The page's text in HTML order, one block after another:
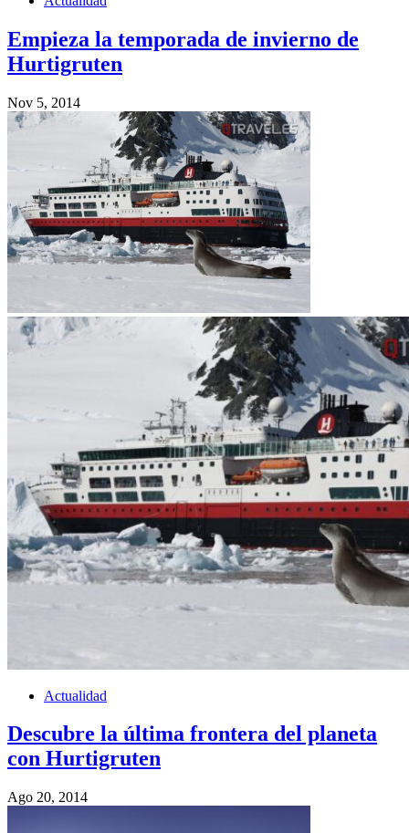
Empieza la temporada de invierno de
Hurtigruten
Nov 5, 2014
Actualidad
Descubre la última frontera del planeta
con Hurtigruten
Ago 20, 2014